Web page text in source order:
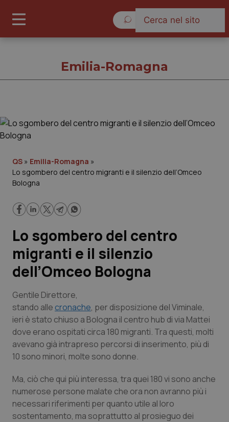
Governo e Parlamento
Regioni e Asl
Lavoro e Professioni
Scienza e Farmaci
Studi e Analisi
Lettere al direttore
Edizioni Regionali
QS Pro
Professionisti Sanitari.AI
Abruzzo
QS Pro Gold
Emilia-Romagna
QS » Emilia-Romagna »
Lo sgombero del centro migranti e il silenzio dell’Omceo
Bologna
Lo sgombero del centro
migranti e il silenzio
dell’Omceo Bologna
Gentile Direttore,
stando alle cronache, per disposizione del Viminale,
ieri è stato chiuso a Bologna il centro hub di via Mattei
dove erano ospitati circa 180 migranti. Tra questi, molti
avevano già intrapreso percorsi di inserimento, più di
10 sono minori, molte sono donne.
Ma, ciò che qui più interessa, tra quei 180 vi sono anche
numerose persone malate che ora non avranno più i
necessari riferimenti per quanto utile al loro
sostentamento, ma soprattutto al prosieguo dei